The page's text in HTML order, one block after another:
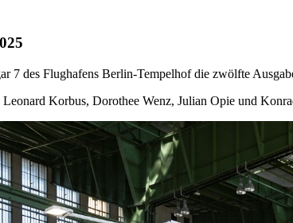
7 des Flughafens Berlin-Tempelhof die zwölfte
Korbus, Dorothee Wenz, Julian Opie und